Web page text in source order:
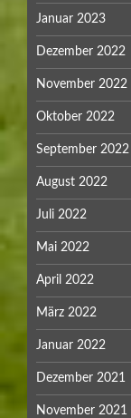
Januar 2023
Dezember 2022
November 2022
Oktober 2022
September 2022
August 2022
Juli 2022
Mai 2022
April 2022
März 2022
Januar 2022
Dezember 2021
November 2021